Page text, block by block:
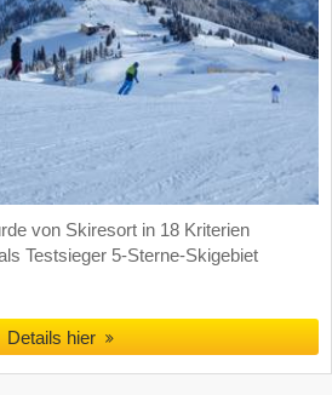
von Skiresort in 18 Kriterien
Testsieger 5-Sterne-Skigebiet
Details hier